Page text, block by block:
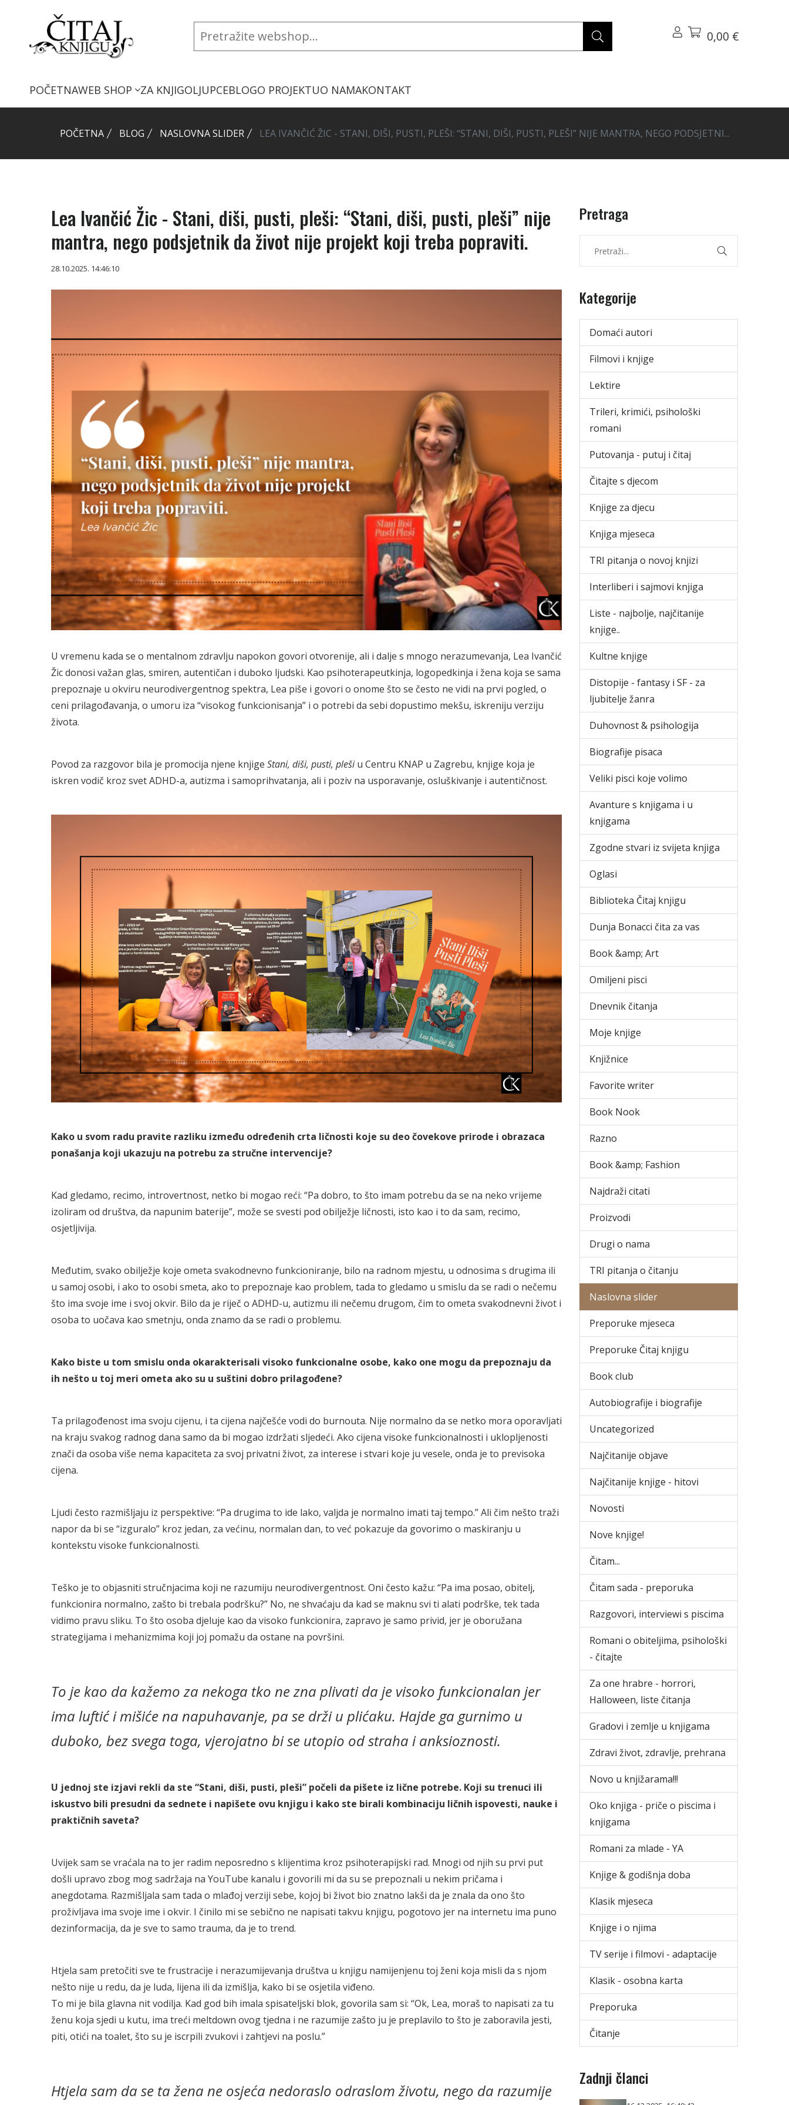
0,00 €
POČETNAWEB SHOP ZA KNJIGOLJUPCEBLOGO PROJEKTUO NAMAKONTAKT
POČETNA BLOG NASLOVNA SLIDER LEA IVANČIĆ ŽIC - STANI, DIŠI, PUSTI, PLEŠI: “STANI, DIŠI, PUSTI, PLEŠI” NIJE MANTRA, NEGO PODSJETNI...
Lea Ivančić Žic - Stani, diši, pusti, pleši: “Stani, diši, pusti, pleši” nije
mantra, nego podsjetnik da život nije projekt koji treba popraviti.
28.10.2025. 14:46:10
U vremenu kada se o mentalnom zdravlju napokon govori otvorenije, ali i dalje s mnogo nerazumevanja, Lea Ivančić
Žic donosi važan glas, smiren, autentičan i duboko ljudski. Kao psihoterapeutkinja, logopedkinja i žena koja se sama
prepoznaje u okviru neurodivergentnog spektra, Lea piše i govori o onome što se često ne vidi na prvi pogled, o
ceni prilagođavanja, o umoru iza “visokog funkcionisanja” i o potrebi da sebi dopustimo mekšu, iskreniju verziju
života.
Povod za razgovor bila je promocija njene knjige Stani, diši, pusti, plešiu Centru KNAP u Zagrebu, knjige koja je
iskren vodič kroz svet ADHD-a, autizma i samoprihvatanja, ali i poziv na usporavanje, osluškivanje i autentičnost.
Kako u svom radu pravite razliku između određenih crta ličnosti koje su deo čovekove prirode i obrazaca
ponašanja koji ukazuju na potrebu za stručne intervencije?
Kad gledamo, recimo, introvertnost, netko bi mogao reći: “Pa dobro, to što imam potrebu da se na neko vrijeme
izoliram od društva, da napunim baterije”, može se svesti pod obilježje ličnosti, isto kao i to da sam, recimo,
osjetljivija.
Međutim, svako obilježje koje ometa svakodnevno funkcioniranje, bilo na radnom mjestu, u odnosima s drugima ili
u samoj osobi, i ako to osobi smeta, ako to prepoznaje kao problem, tada to gledamo u smislu da se radi o nečemu
što ima svoje ime i svoj okvir. Bilo da je riječ o ADHD-u, autizmu ili nečemu drugom, čim to ometa svakodnevni život i
osoba to uočava kao smetnju, onda znamo da se radi o problemu.
Kako biste u tom smislu onda okarakterisali visoko funkcionalne osobe, kako one mogu da prepoznaju da
ih nešto u toj meri ometa ako su u suštini dobro prilagođene?
Ta prilagođenost ima svoju cijenu, i ta cijena najčešće vodi do burnouta. Nije normalno da se netko mora oporavljati
na kraju svakog radnog dana samo da bi mogao izdržati sljedeći. Ako cijena visoke funkcionalnosti i uklopljenosti
znači da osoba više nema kapaciteta za svoj privatni život, za interese i stvari koje ju vesele, onda je to previsoka
cijena.
Ljudi često razmišljaju iz perspektive: “Pa drugima to ide lako, valjda je normalno imati taj tempo.” Ali čim nešto traži
napor da bi se “izguralo” kroz jedan, za većinu, normalan dan, to već pokazuje da govorimo o maskiranju u
kontekstu visoke funkcionalnosti.
Teško je to objasniti stručnjacima koji ne razumiju neurodivergentnost. Oni često kažu: “Pa ima posao, obitelj,
funkcionira normalno, zašto bi trebala podršku?” No, ne shvaćaju da kad se maknu svi ti alati podrške, tek tada
vidimo pravu sliku. To što osoba djeluje kao da visoko funkcionira, zapravo je samo privid, jer je oboružana
strategijama i mehanizmima koji joj pomažu da ostane na površini.
To je kao da kažemo za nekoga tko ne zna plivati da je visoko funkcionalan jer
ima luftić i mišiće na napuhavanje, pa se drži u plićaku. Hajde ga gurnimo u
duboko, bez svega toga, vjerojatno bi se utopio od straha i anksioznosti.
U jednoj ste izjavi rekli da ste “Stani, diši, pusti, pleši” počeli da pišete iz lične potrebe. Koji su trenuci ili
iskustvo bili presudni da sednete i napišete ovu knjigu i kako ste birali kombinaciju ličnih ispovesti, nauke i
praktičnih saveta?
Uvijek sam se vraćala na to jer radim neposredno s klijentima kroz psihoterapijski rad. Mnogi od njih su prvi put
došli upravo zbog mog sadržaja na YouTube kanalu i govorili mi da su se prepoznali u nekim pričama i
anegdotama. Razmišljala sam tada o mlađoj verziji sebe, kojoj bi život bio znatno lakši da je znala da ono što
proživljava ima svoje ime i okvir. I činilo mi se sebično ne napisati takvu knjigu, pogotovo jer na internetu ima puno
dezinformacija, da je sve to samo trauma, da je to trend.
Htjela sam pretočiti sve te frustracije i nerazumijevanja društva u knjigu namijenjenu toj ženi koja misli da s njom
nešto nije u redu, da je luda, lijena ili da izmišlja, kako bi se osjetila viđeno.
To mi je bila glavna nit vodilja. Kad god bih imala spisateljski blok, govorila sam si: “Ok, Lea, moraš to napisati za tu
ženu koja sjedi u kutu, ima treći meltdown ovog tjedna i ne razumije zašto ju je preplavilo to što je zaboravila jesti,
piti, otići na toalet, što su je iscrpili zvukovi i zahtjevi na poslu.”
Htjela sam da se ta žena ne osjeća nedoraslo odraslom životu, nego da razumije
Pretraga
Kategorije
Domaći autori
Filmovi i knjige
Lektire
Trileri, krimići, psihološki
romani
Putovanja - putuj i čitaj
Čitajte s djecom
Knjige za djecu
Knjiga mjeseca
TRI pitanja o novoj knjizi
Interliberi i sajmovi knjiga
Liste - najbolje, najčitanije
knjige..
Kultne knjige
Distopije - fantasy i SF - za
ljubitelje žanra
Duhovnost & psihologija
Biografije pisaca
Veliki pisci koje volimo
Avanture s knjigama i u
knjigama
Zgodne stvari iz svijeta knjiga
Oglasi
Biblioteka Čitaj knjigu
Dunja Bonacci čita za vas
Book &amp; Art
Omiljeni pisci
Dnevnik čitanja
Moje knjige
Knjižnice
Favorite writer
Book Nook
Razno
Book &amp; Fashion
Najdraži citati
Proizvodi
Drugi o nama
TRI pitanja o čitanju
Naslovna slider
Preporuke mjeseca
Preporuke Čitaj knjigu
Book club
Autobiografije i biografije
Uncategorized
Najčitanije objave
Najčitanije knjige - hitovi
Novosti
Nove knjige!
Čitam...
Čitam sada - preporuka
Razgovori, interviewi s piscima
Romani o obiteljima, psihološki
- čitajte
Za one hrabre - horrori,
Halloween, liste čitanja
Gradovi i zemlje u knjigama
Zdravi život, zdravlje, prehrana
Novo u knjižarama!!!
Oko knjiga - priče o piscima i
knjigama
Romani za mlade - YA
Knjige & godišnja doba
Klasik mjeseca
Knjige i o njima
TV serije i filmovi - adaptacije
Klasik - osobna karta
Preporuka
Čitanje
Zadnji članci